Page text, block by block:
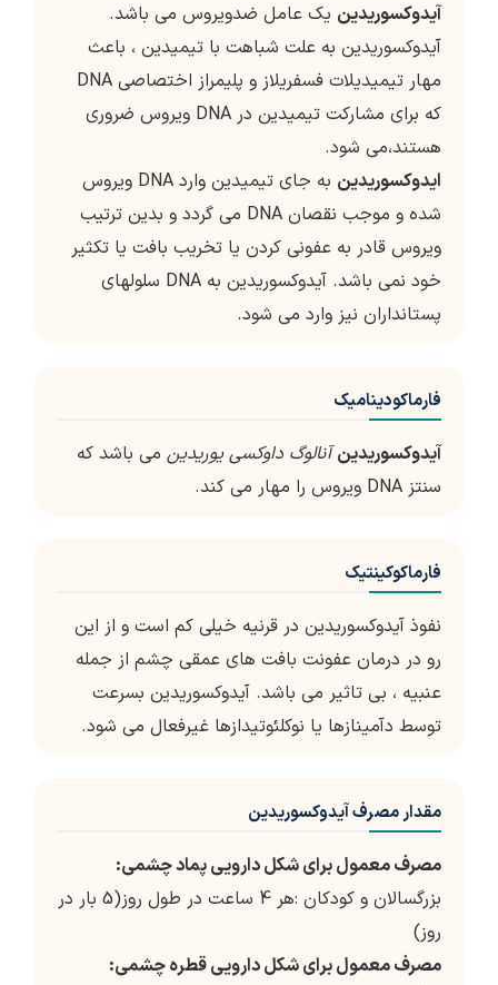
آیدوکسوریدین یک عامل ضدویروس می باشد.
آیدوکسوریدین به علت شباهت با تیمیدین ، باعث
مهار تیمیدیلات فسفریلاز و پلیمراز اختصاصی DNA
که برای مشارکت تیمیدین در DNA ویروس ضروری
هستند،می شود.
ایدوکسوریدین
به جای تیمیدین وارد DNA ویروس
شده و موجب نقصان DNA می گردد و بدین ترتیب
ویروس قادر به عفونی کردن یا تخریب بافت یا تکثیر
خود نمی باشد. آیدوکسوریدین به DNA سلولهای
پستانداران نیز وارد می شود.
فارماکودینامیک
آیدوکسوریدین آنالوگ داوکسی یوریدین می باشد که
سنتز DNA ویروس را مهار می کند.
فارماکوکینتیک
نفوذ آیدوکسوریدین در قرنیه خیلی کم است و از این
رو در درمان عفونت بافت های عمقی چشم از جمله
عنبیه ، بی تاثیر می باشد. آیدوکسوریدین بسرعت
توسط دآمینازها یا نوکلئوتیدازها غیرفعال می شود.
مقدار مصرف آیدوکسوریدین
مصرف معمول برای شکل دارویی پماد چشمی:
بزرگسالان و کودکان :هر 4 ساعت در طول روز(5 بار در
روز)
مصرف معمول برای شکل دارویی قطره چشمی: